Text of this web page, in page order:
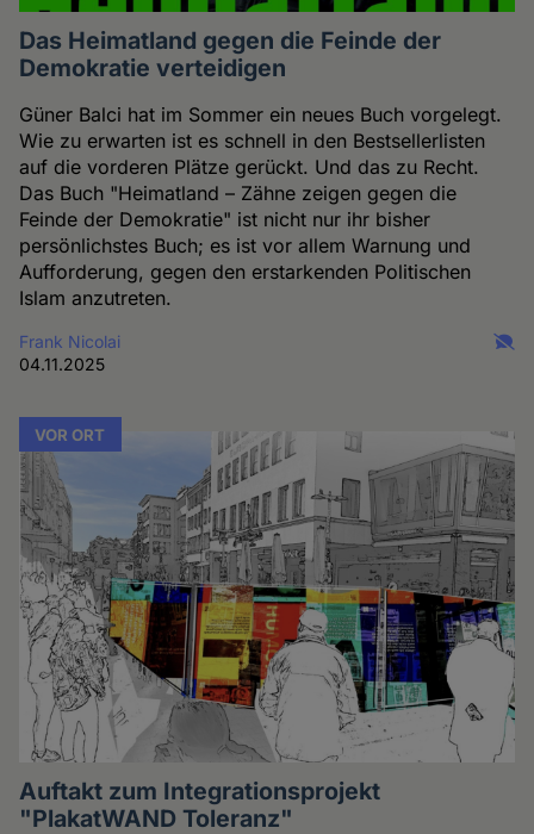
Das Heimatland gegen die Feinde der
Demokratie verteidigen
Güner Balci hat im Sommer ein neues Buch vorgelegt.
Wie zu erwarten ist es schnell in den Bestsellerlisten
auf die vorderen Plätze gerückt. Und das zu Recht.
Das Buch "Heimatland – Zähne zeigen gegen die
Feinde der Demokratie" ist nicht nur ihr bisher
persönlichstes Buch; es ist vor allem Warnung und
Aufforderung, gegen den erstarkenden Politischen
Islam anzutreten.
Frank Nicolai
04.11.2025
VOR ORT
Auftakt zum Integrationsprojekt
"PlakatWAND Toleranz"